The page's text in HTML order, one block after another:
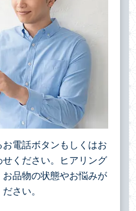
電話ボタンもしくはお
ください。ヒアリング
品物の状態やお悩みが
さい。